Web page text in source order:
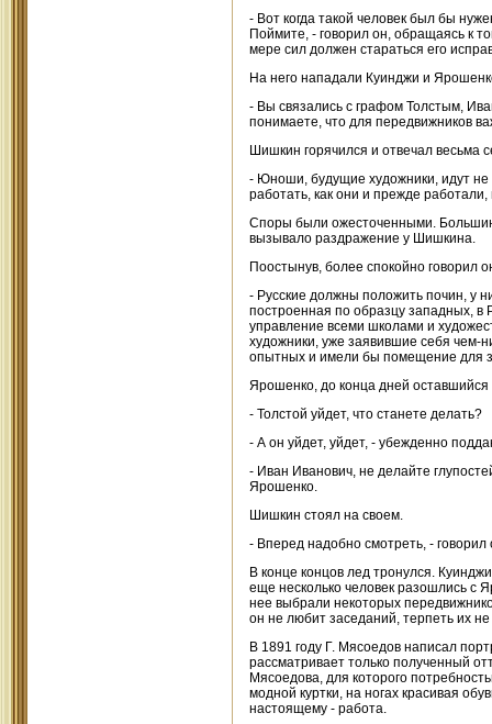
- Вот когда такой человек был бы
Поймите, - говорил он, обращаясь к
мере сил должен стараться его
На него нападали Куинджи и
- Вы связались с графом Толстым,
понимаете, что для передвижников
Шишкин горячился и отвечал весьма
- Юноши, будущие художники, идут не
работать, как они и прежде
Споры были ожесточенными.
вызывало раздражение у Шишкина.
Поостынув, более спокойно говорил
- Русские должны положить почин, у
построенная по образцу западных, в
управление всеми школами и
художники, уже заявившие себя
опытных и имели бы помещение для
Ярошенко, до конца дней
- Толстой уйдет, что станете делать?
- А он уйдет, уйдет, - убежденно
- Иван Иванович, не делайте
Ярошенко.
Шишкин стоял на своем.
- Вперед надобно смотреть, -
В конце концов лед тронулся.
еще несколько человек разошлись с
нее выбрали некоторых
он не любит заседаний, терпеть их
В 1891 году Г. Мясоедов написал
рассматривает только полученный
Мясоедова, для которого
модной куртки, на ногах красивая
настоящему - работа.